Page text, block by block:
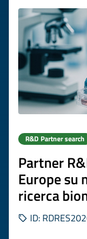
R&D Partner search
Partner
Europe su
ricerca
ID: